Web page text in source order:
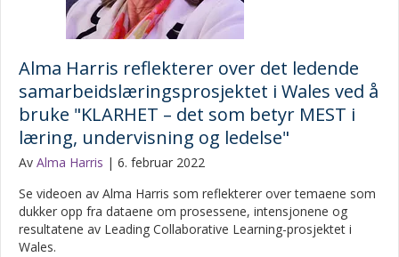
Alma Harris reflekterer over det ledende
samarbeidslæringsprosjektet i Wales ved å
bruke "KLARHET – det som betyr MEST i
læring, undervisning og ledelse"
Av Alma Harris | 6. februar 2022
Se videoen av Alma Harris som reflekterer over temaene som
dukker opp fra dataene om prosessene, intensjonene og
resultatene av Leading Collaborative Learning-prosjektet i
Wales.